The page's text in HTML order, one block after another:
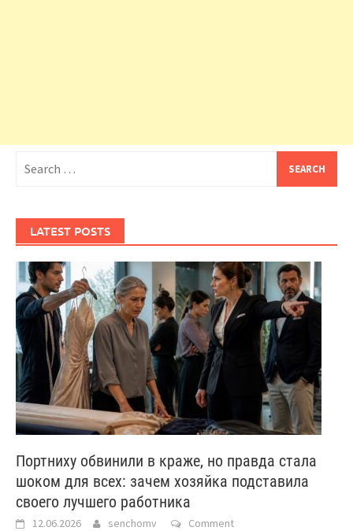
for:
LATEST POSTS
Портниху обвинили в краже, но правда стала
шоком для всех: зачем хозяйка подставила
своего лучшего работника
12.06.2026 senchomv Comment